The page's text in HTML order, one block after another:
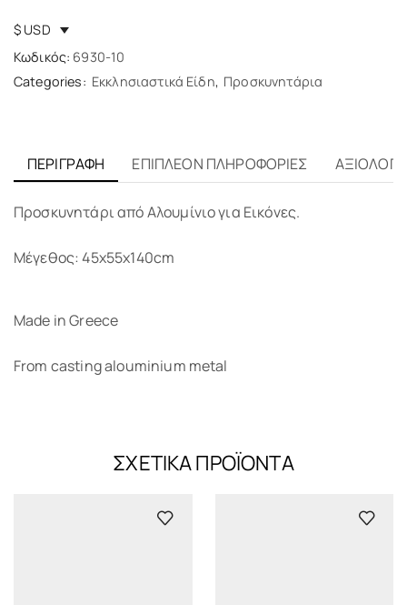
$ USD
Κωδικός: 6930-10
Categories: Εκκλησιαστικά Είδη, Προσκυνητάρια
ΠΕΡΙΓΡΑΦΉ ΕΠΙΠΛΈΟΝ ΠΛΗΡΟΦΟΡΊΕΣ
Προσκυνητάρι από Αλουμίνιο για Εικόνες.
Μέγεθος: 45x55x140cm
Made in Greece
From casting alouminium metal
ΣΧΕΤΙΚΆ ΠΡΟΪΌΝΤΑ